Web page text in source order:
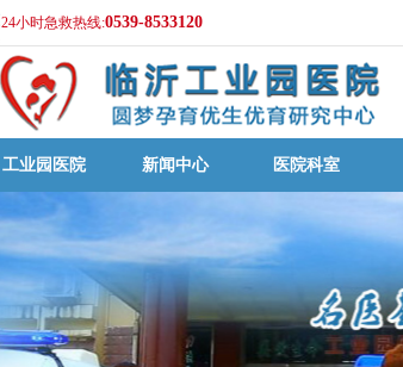
24小时急救热线:0539-8533120
工业园医院 新闻中心 医院科室